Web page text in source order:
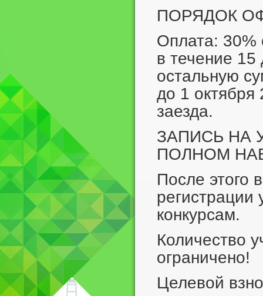
ПОРЯДОК
Оплата: 30%
в течение 15
остальную
до 1 октября
заезда.
ЗАПИСЬ НА
ПОЛНОМ
После этого
регистрации
конкурсам.
Количество
ограничено!
Целевой